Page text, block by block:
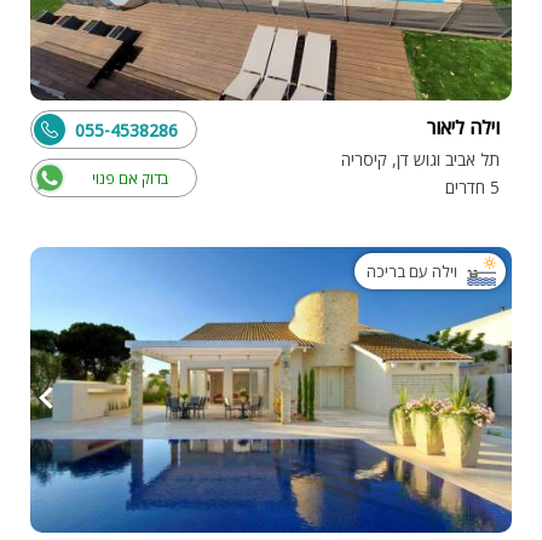
וילה ליאור
תל אביב וגוש דן, קיסריה
5 חדרים
בדוק אם פנוי
055-4538286
וילה עם בריכה